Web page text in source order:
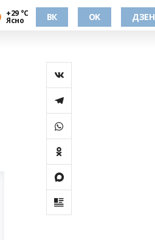
+29 °С
Ясно ВК OK ДЗЕН